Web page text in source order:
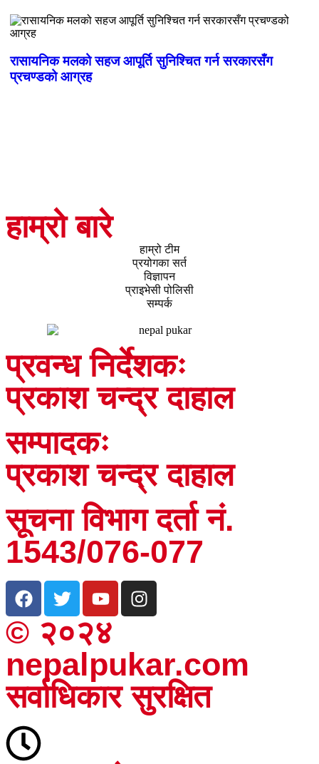
रासायनिक मलको सहज आपूर्ति सुनिश्चित गर्न सरकारसँग
प्रचण्डको आग्रह
हाम्रो बारे
हाम्रो टीम
प्रयोगका सर्त
विज्ञापन
प्राइभेसी पोलिसी
सम्पर्क
प्रवन्ध निर्देशकः
प्रकाश चन्द्र दाहाल
सम्पादकः
प्रकाश चन्द्र दाहाल
सूचना विभाग दर्ता नं.
1543/076-077
© २०२४
nepalpukar.com
सर्वाधिकार सुरक्षित